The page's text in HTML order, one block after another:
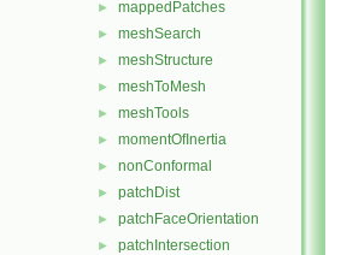
► mappedPatches
► meshSearch
► meshStructure
► meshToMesh
► meshTools
► momentOfInertia
► nonConformal
► patchDist
► patchFaceOrientation
► patchIntersection